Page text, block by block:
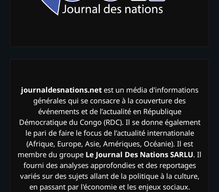
journaldesnations.netest un média d'informations
générales qui se consacre à la couverture des
événements et de l’actualité en République
Démocratique du Congo (RDC). Il se donne également
le pari de faire le focus de l’actualité internationale
(Afrique, Europe, Asie, Amériques, Océanie). Il est
membre du groupe Le Journal Des Nations SARLU. Il
fourni des analyses approfondies et des reportages
variés sur des sujets allant de la politique à la culture,
en passant par l'économie et les enjeux sociaux.